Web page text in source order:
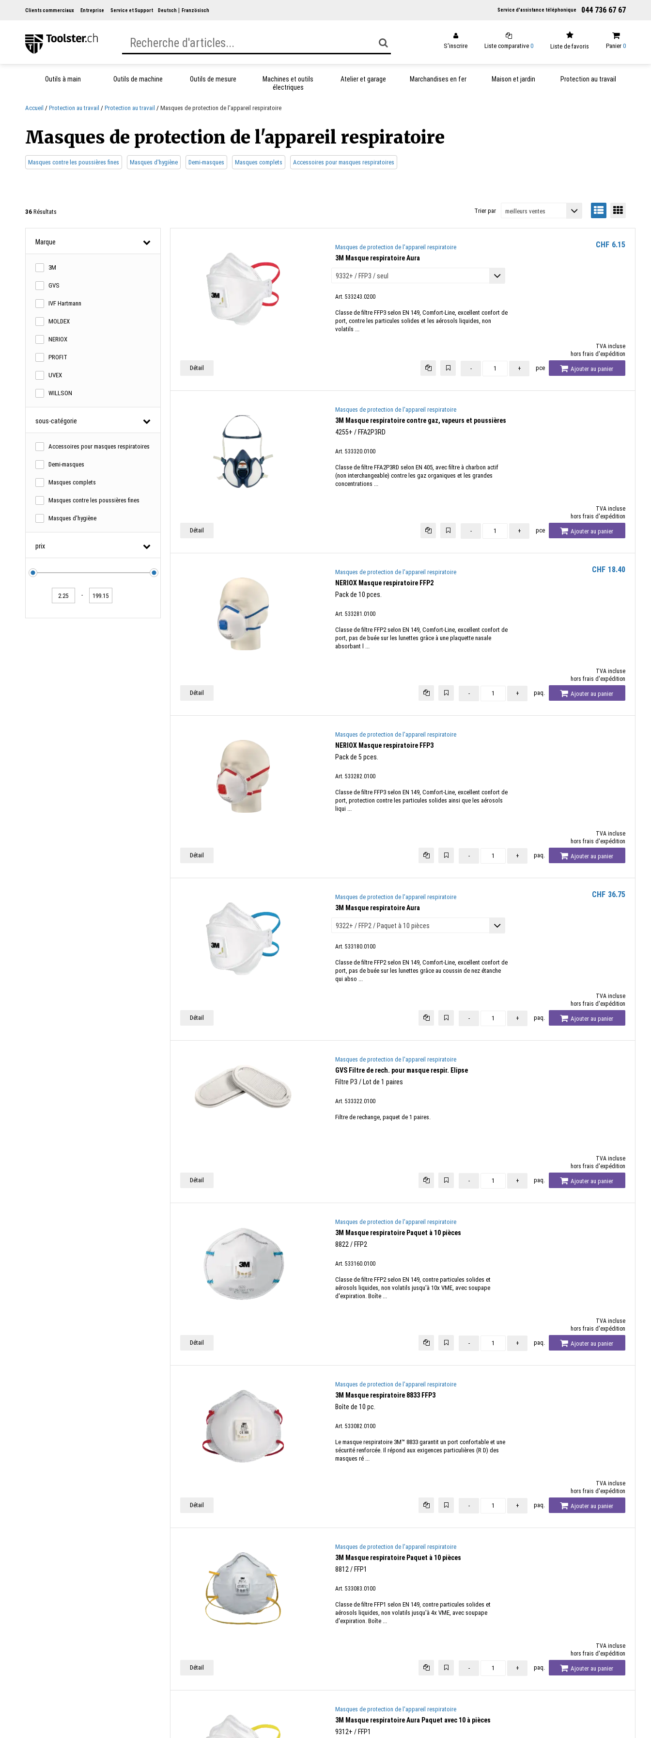
Clients commerciaux Entreprise Service et Support Deutsch Französisch Service d'assistance téléphonique 044 736 67 67
S'inscrire Liste comparative 0 Liste de favoris Panier 0
Outils à main Outils de machine Outils de mesure
Machines et outils
électriques
Atelier et garage Marchandises en fer Maison et jardin Protection au travail
Accueil Protection au travail Protection au travail Masques de protection de l'appareil respiratoire
Masques de protection de l'appareil respiratoire
Masques contre les poussières fines Masques d'hygiène Demi-masques Masques complets Accessoires pour masques respiratoires
36 Résultats Trier par
Marque
3M
GVS
IVF Hartmann
MOLDEX
NERIOX
PROFIT
UVEX
WILLSON
sous-catégorie
Accessoires pour masques respiratoires
Demi-masques
Masques complets
Masques contre les poussières fines
Masques d'hygiène
prix
-
Masques de protection de l'appareil respiratoire
3M Masque respiratoire Aura
Art. 533243.0200
Classe de filtre FFP3 selon EN 149, Comfort-Line, excellent confort de
port, contre les particules solides et les aérosols liquides, non
volatils ...
CHF 6.15
TVA incluse
hors frais d'expédition
Détail - + pce Ajouter au panier
Masques de protection de l'appareil respiratoire
3M Masque respiratoire contre gaz, vapeurs et poussières
4255+ / FFA2P3RD
Art. 533320.0100
Classe de filtre FFA2P3RD selon EN 405, avec filtre à charbon actif
(non interchangeable) contre les gaz organiques et les grandes
concentrations ...
TVA incluse
hors frais d'expédition
Détail - + pce Ajouter au panier
Masques de protection de l'appareil respiratoire
NERIOX Masque respiratoire FFP2
Pack de 10 pces.
Art. 533281.0100
Classe de filtre FFP2 selon EN 149, Comfort-Line, excellent confort de
port, pas de buée sur les lunettes grâce à une plaquette nasale
absorbant l ...
CHF 18.40
TVA incluse
hors frais d'expédition
Détail - + paq. Ajouter au panier
Masques de protection de l'appareil respiratoire
NERIOX Masque respiratoire FFP3
Pack de 5 pces.
Art. 533282.0100
Classe de filtre FFP3 selon EN 149, Comfort-Line, excellent confort de
port, protection contre les particules solides ainsi que les aérosols
liqui ...
TVA incluse
hors frais d'expédition
Détail - + paq. Ajouter au panier
Masques de protection de l'appareil respiratoire
3M Masque respiratoire Aura
Art. 533180.0100
Classe de filtre FFP2 selon EN 149, Comfort-Line, excellent confort de
port, pas de buée sur les lunettes grâce au coussin de nez étanche
qui abso ...
CHF 36.75
TVA incluse
hors frais d'expédition
Détail - + paq. Ajouter au panier
Masques de protection de l'appareil respiratoire
GVS Filtre de rech. pour masque respir. Elipse
Filtre P3 / Lot de 1 paires
Art. 533322.0100
Filtre de rechange, paquet de 1 paires.
TVA incluse
hors frais d'expédition
Détail - + paq. Ajouter au panier
Masques de protection de l'appareil respiratoire
3M Masque respiratoire Paquet à 10 pièces
8822 / FFP2
Art. 533160.0100
Classe de filtre FFP2 selon EN 149, contre particules solides et
aérosols liquides, non volatils jusqu'à 10x VME, avec soupape
d'expiration. Boîte ...
TVA incluse
hors frais d'expédition
Détail - + paq. Ajouter au panier
Masques de protection de l'appareil respiratoire
3M Masque respiratoire 8833 FFP3
Boîte de 10 pc.
Art. 533082.0100
Le masque respiratoire 3M™ 8833 garantit un port confortable et une
sécurité renforcée. Il répond aux exigences particulières (R D) des
masques ré ...
TVA incluse
hors frais d'expédition
Détail - + paq. Ajouter au panier
Masques de protection de l'appareil respiratoire
3M Masque respiratoire Paquet à 10 pièces
8812 / FFP1
Art. 533083.0100
Classe de filtre FFP1 selon EN 149, contre particules solides et
aérosols liquides, non volatils jusqu'à 4x VME, avec soupape
d'expiration. Boîte ...
TVA incluse
hors frais d'expédition
Détail - + paq. Ajouter au panier
Masques de protection de l'appareil respiratoire
3M Masque respiratoire Aura Paquet avec 10 à pièces
9312+ / FFP1